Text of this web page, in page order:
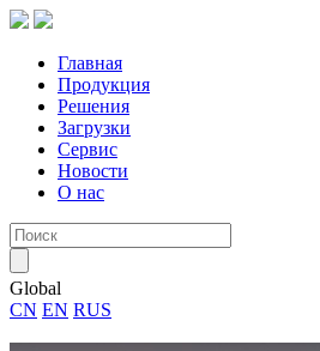
Главная
Продукция
Решения
Загрузки
Сервис
Новости
О нас
Global
CN EN RUS